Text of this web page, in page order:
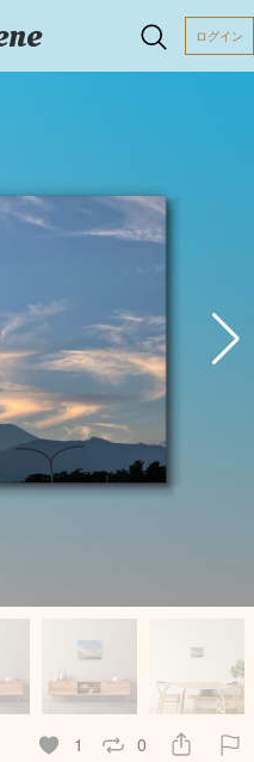
ログイン
1 0